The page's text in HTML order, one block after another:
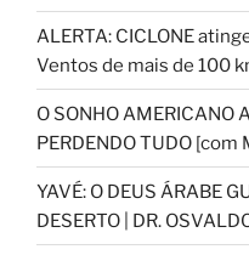
ALERTA: CICLONE
Ventos de mais de 100
O SONHO AMERICANO
PERDENDO TUDO
YAVÉ: O DEUS ÁRABE
DESERTO | DR.